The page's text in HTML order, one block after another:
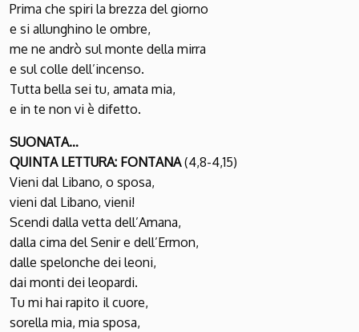
Prima che spiri la brezza del giorno
e si allunghino le ombre,
me ne andrò sul monte della mirra
e sul colle dell’incenso.
Tutta bella sei tu, amata mia,
e in te non vi è difetto.
SUONATA…
QUINTA LETTURA: FONTANA(4,8-4,15)
Vieni dal Libano, o sposa,
vieni dal Libano, vieni!
Scendi dalla vetta dell’Amana,
dalla cima del Senir e dell’Ermon,
dalle spelonche dei leoni,
dai monti dei leopardi.
Tu mi hai rapito il cuore,
sorella mia, mia sposa,